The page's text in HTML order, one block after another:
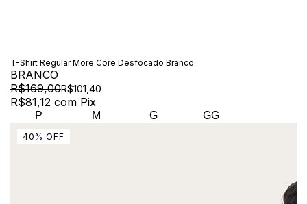
T-Shirt Regular More Core Desfocado Branco
BRANCO
R$169,00R$101,40
R$81,12 com Pix
P M G GG
40 % OFF